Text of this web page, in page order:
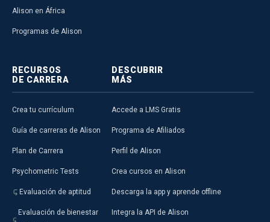
Alison en África
Programas de Alison
RECURSOS
DE CARRERA
Crea tu currículum
Guía de carreras de Alison
Plan de Carrera
Psychometric Tests
Evaluación de aptitud
Evaluación de bienestar
DESCUBRIR
MÁS
Accede a LMS Gratis
Programa de Afiliados
Perfil de Alison
Crea cursos en Alison
Descarga la app y aprende offline
Integra la API de Alison